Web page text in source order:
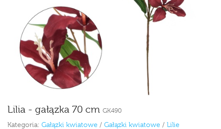
Lilia - gałązka 70 cm GK490
Kategoria: Gałązki kwiatowe / Gałązki kwiatowe / Lilie